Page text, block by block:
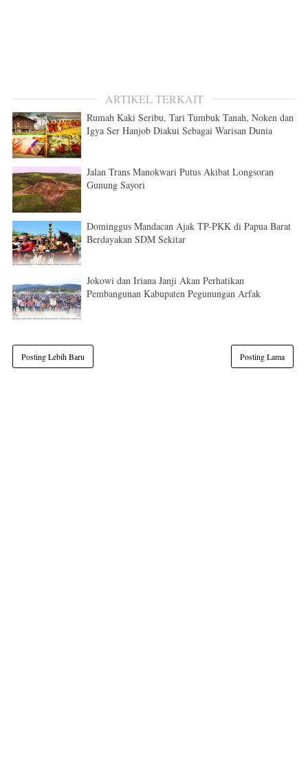
ARTIKEL TERKAIT
Rumah Kaki Seribu, Tari Tumbuk Tanah, Noken dan
Igya Ser Hanjob Diakui Sebagai Warisan Dunia
Jalan Trans Manokwari Putus Akibat Longsoran
Gunung Sayori
Dominggus Mandacan Ajak TP-PKK di Papua Barat
Berdayakan SDM Sekitar
Jokowi dan Iriana Janji Akan Perhatikan
Pembangunan Kabupaten Pegunungan Arfak
Posting Lebih Baru Posting Lama